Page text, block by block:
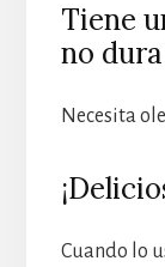
Tiene
no
Necesita
Cuando lo